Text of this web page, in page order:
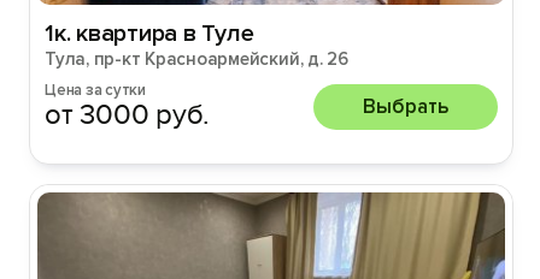
1к. квартира в Туле
Тула, пр-кт Красноармейский, д. 26
Цена за сутки
от 3000 руб. Выбрать